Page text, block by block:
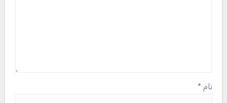
نام *